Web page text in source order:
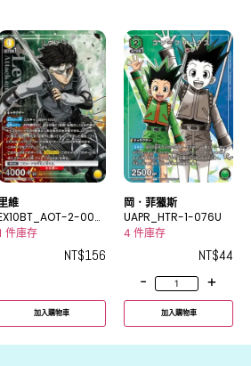
維
2-009
件庫存
NT$156
加入購物車
岡．菲獵斯
UAPR_HTR-1-076U
4 件庫存
NT$44
-
+
加入購物車